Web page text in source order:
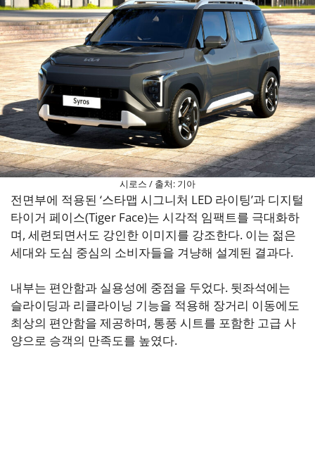
시로스 / 출처: 기아
전면부에 적용된 ‘스타맵 시그니처 LED 라이팅’과 디지털
타이거 페이스(Tiger Face)는 시각적 임팩트를 극대화하
며, 세련되면서도 강인한 이미지를 강조한다. 이는 젊은
세대와 도심 중심의 소비자들을 겨냥해 설계된 결과다.
내부는 편안함과 실용성에 중점을 두었다. 뒷좌석에는
슬라이딩과 리클라이닝 기능을 적용해 장거리 이동에도
최상의 편안함을 제공하며, 통풍 시트를 포함한 고급 사
양으로 승객의 만족도를 높였다.